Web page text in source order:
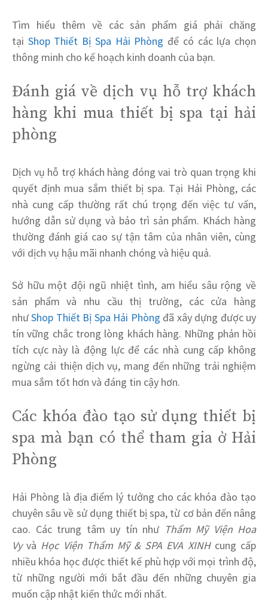
Tìm hiểu thêm về các sản phẩm giá phải chăng
tại Shop Thiết Bị Spa Hải Phòng để có các lựa chọn
thông minh cho kế hoạch kinh doanh của bạn.
Đánh giá về dịch vụ hỗ trợ khách
hàng khi mua thiết bị spa tại hải
phòng
Dịch vụ hỗ trợ khách hàng đóng vai trò quan trọng khi
quyết định mua sắm thiết bị spa. Tại Hải Phòng, các
nhà cung cấp thường rất chú trọng đến việc tư vấn,
hướng dẫn sử dụng và bảo trì sản phẩm. Khách hàng
thường đánh giá cao sự tận tâm của nhân viên, cùng
với dịch vụ hậu mãi nhanh chóng và hiệu quả.
Sở hữu một đội ngũ nhiệt tình, am hiểu sâu rộng về
sản phẩm và nhu cầu thị trường, các cửa hàng
nhưShop Thiết Bị Spa Hải Phòng đã xây dựng được uy
tín vững chắc trong lòng khách hàng. Những phản hồi
tích cực này là động lực để các nhà cung cấp không
ngừng cải thiện dịch vụ, mang đến những trải nghiệm
mua sắm tốt hơn và đáng tin cậy hơn.
Các khóa đào tạo sử dụng thiết bị
spa mà bạn có thể tham gia ở Hải
Phòng
Hải Phòng là địa điểm lý tưởng cho các khóa đào tạo
chuyên sâu về sử dụng thiết bị spa, từ cơ bản đến nâng
cao. Các trung tâm uy tín như Thẩm Mỹ Viện Hoa
Vyvà Học Viện Thẩm Mỹ & SPA EVA XINHcung cấp
nhiều khóa học được thiết kế phù hợp với mọi trình độ,
từ những người mới bắt đầu đến những chuyên gia
muốn cập nhật kiến thức mới nhất.